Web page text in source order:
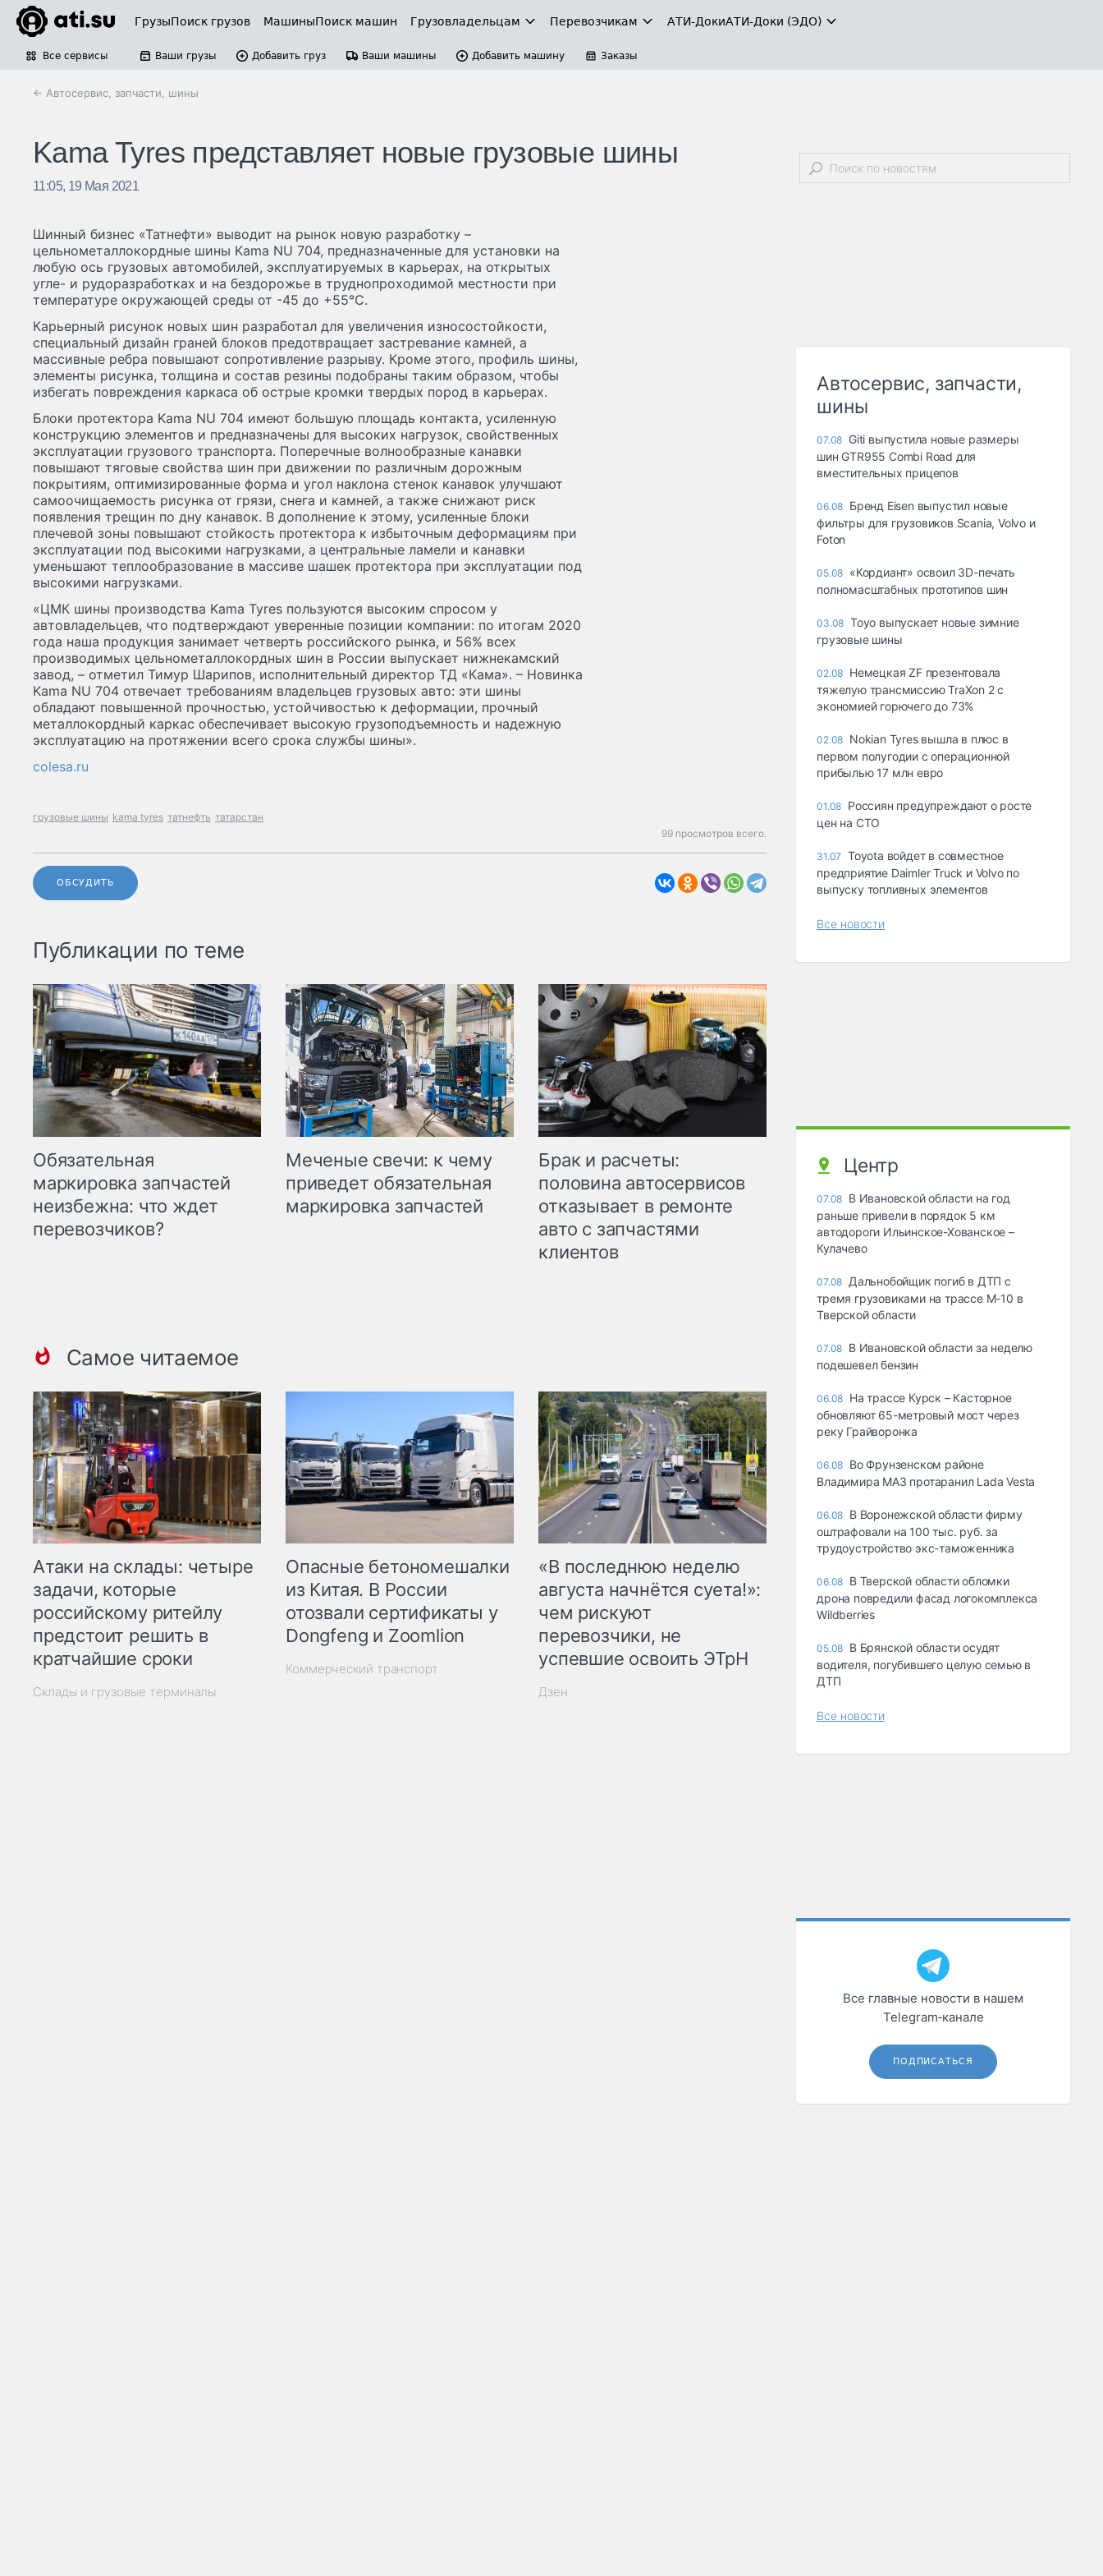
ГрузыПоиск грузов МашиныПоиск машин Грузовладельцам Перевозчикам АТИ-ДокиАТИ-Доки (ЭДО)
Все сервисы Ваши грузы Добавить груз Ваши машины Добавить машину Заказы
← Автосервис, запчасти, шины
Kama Tyres представляет новые грузовые шины
11:05, 19 Мая 2021
Шинный бизнес «Татнефти» выводит на рынок новую разработку –
цельнометаллокордные шины Kama NU 704, предназначенные для установки на
любую ось грузовых автомобилей, эксплуатируемых в карьерах, на открытых
угле- и рудоразработках и на бездорожье в труднопроходимой местности при
температуре окружающей среды от -45 до +55℃.
Карьерный рисунок новых шин разработал для увеличения износостойкости,
специальный дизайн граней блоков предотвращает застревание камней, а
массивные ребра повышают сопротивление разрыву. Кроме этого, профиль шины,
элементы рисунка, толщина и состав резины подобраны таким образом, чтобы
избегать повреждения каркаса об острые кромки твердых пород в карьерах.
Блоки протектора Kama NU 704 имеют большую площадь контакта, усиленную
конструкцию элементов и предназначены для высоких нагрузок, свойственных
эксплуатации грузового транспорта. Поперечные волнообразные канавки
повышают тяговые свойства шин при движении по различным дорожным
покрытиям, оптимизированные форма и угол наклона стенок канавок улучшают
самоочищаемость рисунка от грязи, снега и камней, а также снижают риск
появления трещин по дну канавок. В дополнение к этому, усиленные блоки
плечевой зоны повышают стойкость протектора к избыточным деформациям при
эксплуатации под высокими нагрузками, а центральные ламели и канавки
уменьшают теплообразование в массиве шашек протектора при эксплуатации под
высокими нагрузками.
«ЦМК шины производства Kama Tyres пользуются высоким спросом у
автовладельцев, что подтверждают уверенные позиции компании: по итогам 2020
года наша продукция занимает четверть российского рынка, и 56% всех
производимых цельнометаллокордных шин в России выпускает нижнекамский
завод, – отметил Тимур Шарипов, исполнительный директор ТД «Кама». – Новинка
Kama NU 704 отвечает требованиям владельцев грузовых авто: эти шины
обладают повышенной прочностью, устойчивостью к деформации, прочный
металлокордный каркас обеспечивает высокую грузоподъемность и надежную
эксплуатацию на протяжении всего срока службы шины».
colesa.ru
грузовые шины kama tyres татнефть татарстан
99 просмотров всего.
ОБСУДИТЬ
Публикации по теме
Обязательная
маркировка запчастей
неизбежна: что ждет
перевозчиков?
Меченые свечи: к чему
приведет обязательная
маркировка запчастей
Брак и расчеты:
половина автосервисов
отказывает в ремонте
авто с запчастями
клиентов
Самое читаемое
Атаки на склады: четыре
задачи, которые
российскому ритейлу
предстоит решить в
кратчайшие сроки
Склады и грузовые терминалы
Опасные бетономешалки
из Китая. В России
отозвали сертификаты у
Dongfeng и Zoomlion
Коммерческий транспорт
«В последнюю неделю
августа начнётся суета!»:
чем рискуют
перевозчики, не
успевшие освоить ЭТрН
Дзен
Автосервис, запчасти,
шины
07.08 Giti выпустила новые размеры
шин GTR955 Combi Road для
вместительных прицепов
06.08 Бренд Eisen выпустил новые
фильтры для грузовиков Scania, Volvo и
Foton
05.08 «Кордиант» освоил 3D-печать
полномасштабных прототипов шин
03.08 Toyo выпускает новые зимние
грузовые шины
02.08 Немецкая ZF презентовала
тяжелую трансмиссию TraXon 2 с
экономией горючего до 73%
02.08 Nokian Tyres вышла в плюс в
первом полугодии с операционной
прибылью 17 млн евро
01.08 Россиян предупреждают о росте
цен на СТО
31.07
Toyota войдет в совместное
предприятие Daimler Truck и Volvo по
выпуску топливных элементов
Все новости
Центр
07.08 В Ивановской области на год
раньше привели в порядок 5 км
автодороги Ильинское-Хованское –
Кулачево
07.08 Дальнобойщик погиб в ДТП с
тремя грузовиками на трассе М-10 в
Тверской области
07.08 В Ивановской области за неделю
подешевел бензин
06.08 На трассе Курск – Касторное
обновляют 65-метровый мост через
реку Грайворонка
06.08 Во Фрунзенском районе
Владимира МАЗ протаранил Lada Vesta
06.08 В Воронежской области фирму
оштрафовали на 100 тыс. руб. за
трудоустройство экс-таможенника
06.08 В Тверской области обломки
дрона повредили фасад логокомплекса
Wildberries
05.08 В Брянской области осудят
водителя, погубившего целую семью в
ДТП
Все новости
Все главные новости в нашем
Telegram‑канале
ПОДПИСАТЬСЯ